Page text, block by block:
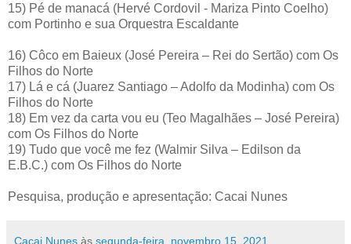
15) Pé de manacá (Hervé Cordovil - Mariza Pinto Coelho)
com Portinho e sua Orquestra Escaldante
16) Côco em Baieux (José Pereira – Rei do Sertão) com Os
Filhos do Norte
17) Lá e cá (Juarez Santiago – Adolfo da Modinha) com Os
Filhos do Norte
18) Em vez da carta vou eu (Teo Magalhães – José Pereira)
com Os Filhos do Norte
19) Tudo que você me fez (Walmir Silva – Edilson da
E.B.C.) com Os Filhos do Norte
Pesquisa, produção e apresentação: Cacai Nunes
Cacai Nunes às segunda-feira, novembro 15, 2021